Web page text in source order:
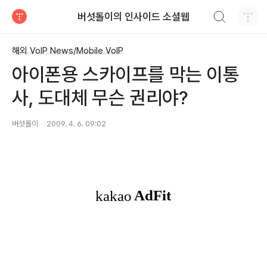
버섯돌이의 인사이드 소셜웹
해외 VoIP News/Mobile VoIP
아이폰용 스카이프를 막는 이통
사, 도대체 무슨 권리야?
버섯돌이 2009. 4. 6. 09:02